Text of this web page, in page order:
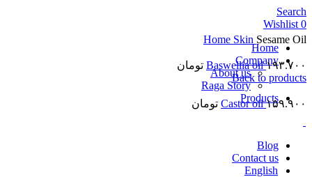
Search
0
Wishlist
Home
Company
About us
Raga Story
Products
Blog
Contact us
English
Home Skin Sesame Oil
Baswellia oil۱۹۳.۷۰۰
تومان
Back to products
Castor oil۱۵۹.۹۰۰ تومان
Click to enlarge